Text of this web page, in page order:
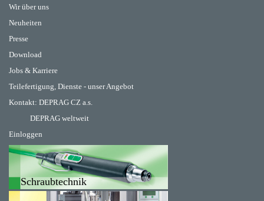
Wir über uns
Neuheiten
Presse
Download
Jobs & Karriere
Teilefertigung, Dienste - unser Angebot
Kontakt: DEPRAG CZ a.s.
DEPRAG weltweit
Einloggen
Schraubtechnik